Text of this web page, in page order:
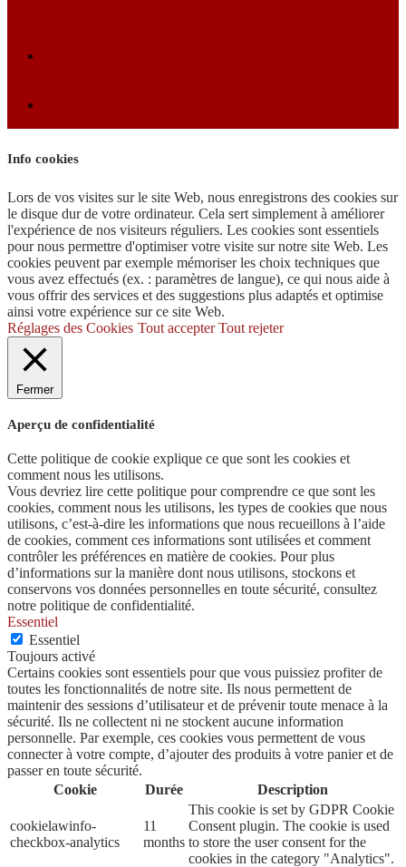
Info cookies
Lors de vos visites sur le site Web, nous enregistrons des cookies sur
le disque dur de votre ordinateur. Cela sert simplement à améliorer
l'expérience de nos visiteurs réguliers. Les cookies sont essentiels
pour nous permettre d'optimiser votre visite sur notre site Web. Les
cookies peuvent par exemple mémoriser les choix techniques que
vous avez effectués (ex. : paramètres de langue), ce qui nous aide à
vous offrir des services et des suggestions plus adaptés et optimise
ainsi votre expérience sur ce site Web.
Réglages des Cookies Tout accepter Tout rejeter
Fermer
Aperçu de confidentialité
Cette politique de cookie explique ce que sont les cookies et
comment nous les utilisons.
Vous devriez lire cette politique pour comprendre ce que sont les
cookies, comment nous les utilisons, les types de cookies que nous
utilisons, c’est-à-dire les informations que nous recueillons à l’aide
de cookies, comment ces informations sont utilisées et comment
contrôler les préférences en matière de cookies. Pour plus
d’informations sur la manière dont nous utilisons, stockons et
conservons vos données personnelles en toute sécurité, consultez
notre politique de confidentialité.
Essentiel
Essentiel
Toujours activé
Certains cookies sont essentiels pour que vous puissiez profiter de
toutes les fonctionnalités de notre site. Ils nous permettent de
maintenir des sessions d’utilisateur et de prévenir toute menace à la
sécurité. Ils ne collectent ni ne stockent aucune information
personnelle. Par exemple, ces cookies vous permettent de vous
connecter à votre compte, d’ajouter des produits à votre panier et de
passer en toute sécurité.
Cookie
Durée Description
cookielawinfo-
checkbox-analytics
11
months
This cookie is set by GDPR Cookie
Consent plugin. The cookie is used
to store the user consent for the
cookies in the category "Analytics".